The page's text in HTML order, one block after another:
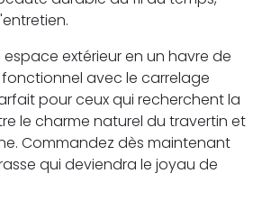
extérieur en un havre de
avec le carrelage
Parfait pour ceux qui recherchent la
le charme naturel du travertin et
Commandez dès maintenant
qui deviendra le joyau de